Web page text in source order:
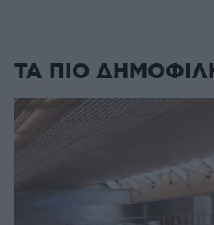
ΤΑ ΠΙΟ